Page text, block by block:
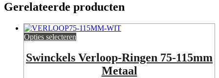
Gerelateerde producten
Opties selecteren
Swinckels Verloop-Ringen 75-115mm
Metaal